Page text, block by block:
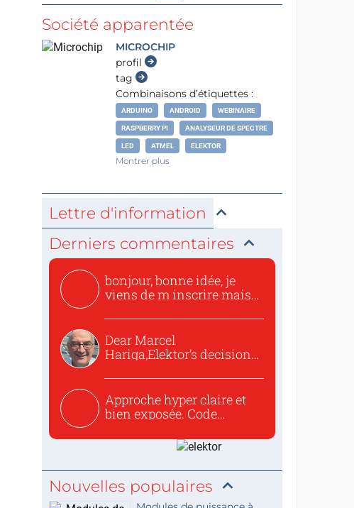
Société apparentée
MICROCHIP
profil
tag
Combinaisons d’étiquettes :
ARDUINO ANDROID WEBINAIRE
RASPBERRY PI ANALYSEUR DE SPECTRE
LED ATMEL ELEKTOR
Montrer plus
Lettre d'information
Derniers commentaires
bonjour, bonne idée, je
viens de m inscrire mais
Dear Marcel
Hariga,Elektor’s decision
Approche hyper claire et
bien exposée. Code
Nouvelles populaires